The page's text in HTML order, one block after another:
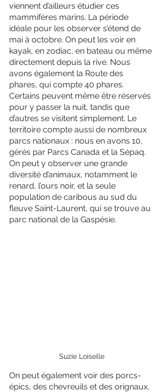
viennent d’ailleurs étudier ces
mammifères marins. La période
idéale pour les observer s’étend de
mai à octobre. On peut les voir en
kayak, en zodiac, en bateau ou même
directement depuis la rive. Nous
avons également la Route des
phares, qui compte 40 phares.
Certains peuvent même être réservés
pour y passer la nuit, tandis que
d’autres se visitent simplement. Le
territoire compte aussi de nombreux
parcs nationaux : nous en avons 10,
gérés par Parcs Canada et la Sépaq.
On peut y observer une grande
diversité d’animaux, notamment le
renard, l’ours noir, et la seule
population de caribous au sud du
fleuve Saint-Laurent, qui se trouve au
parc national de la Gaspésie.
Suzie Loiselle
On peut également voir des porcs-
épics, des chevreuils et des orignaux,